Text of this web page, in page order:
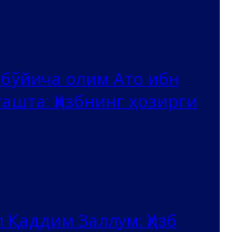
олим Ато ибн
Ҳизбнинг ҳозирги
Заллум: Ҳизб